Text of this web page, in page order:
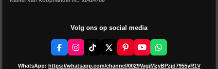
Volg ons op social media
F
a
c
I
n
s
T
k
X
P
i
n
Y
o
u
W
h
a
WhatsApp: https://whatsapp.com/channel/0029VagjMzyBPzjd7955yR1V